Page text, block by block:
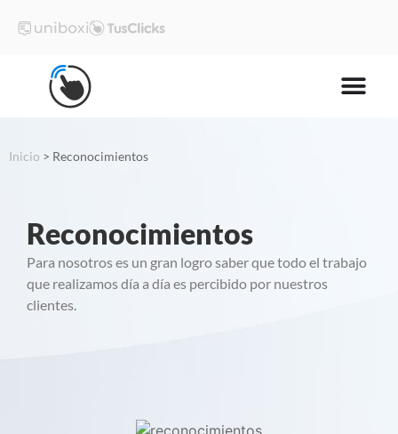
Reconocimientos
Para nosotros es un gran logro saber que todo el trabajo
que realizamos día a día es percibido por nuestros
clientes.
Inicio > Reconocimientos